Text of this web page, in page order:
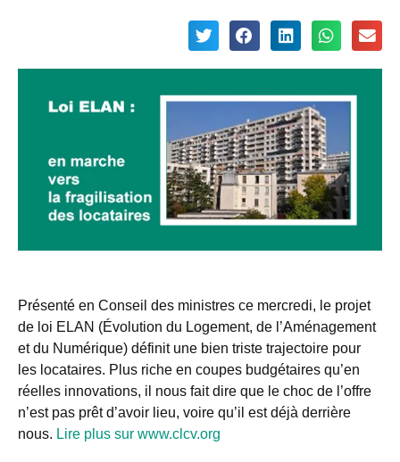
Présenté en Conseil des ministres ce mercredi, le projet
de loi ELAN (Évolution du Logement, de l’Aménagement
et du Numérique) définit une bien triste trajectoire pour
les locataires. Plus riche en coupes budgétaires qu’en
réelles innovations, il nous fait dire que le choc de l’offre
n’est pas prêt d’avoir lieu, voire qu’il est déjà derrière
nous. Lire plus sur www.clcv.org